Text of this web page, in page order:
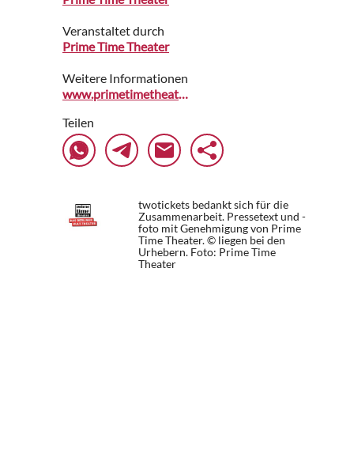
Veranstaltet durch
Prime Time Theater
Weitere Informationen
www.primetimetheater.de
Teilen
twotickets bedankt sich für die
Zusammenarbeit. Pressetext und -
foto mit Genehmigung von Prime
Time Theater. © liegen bei den
Urhebern. Foto: Prime Time
Theater